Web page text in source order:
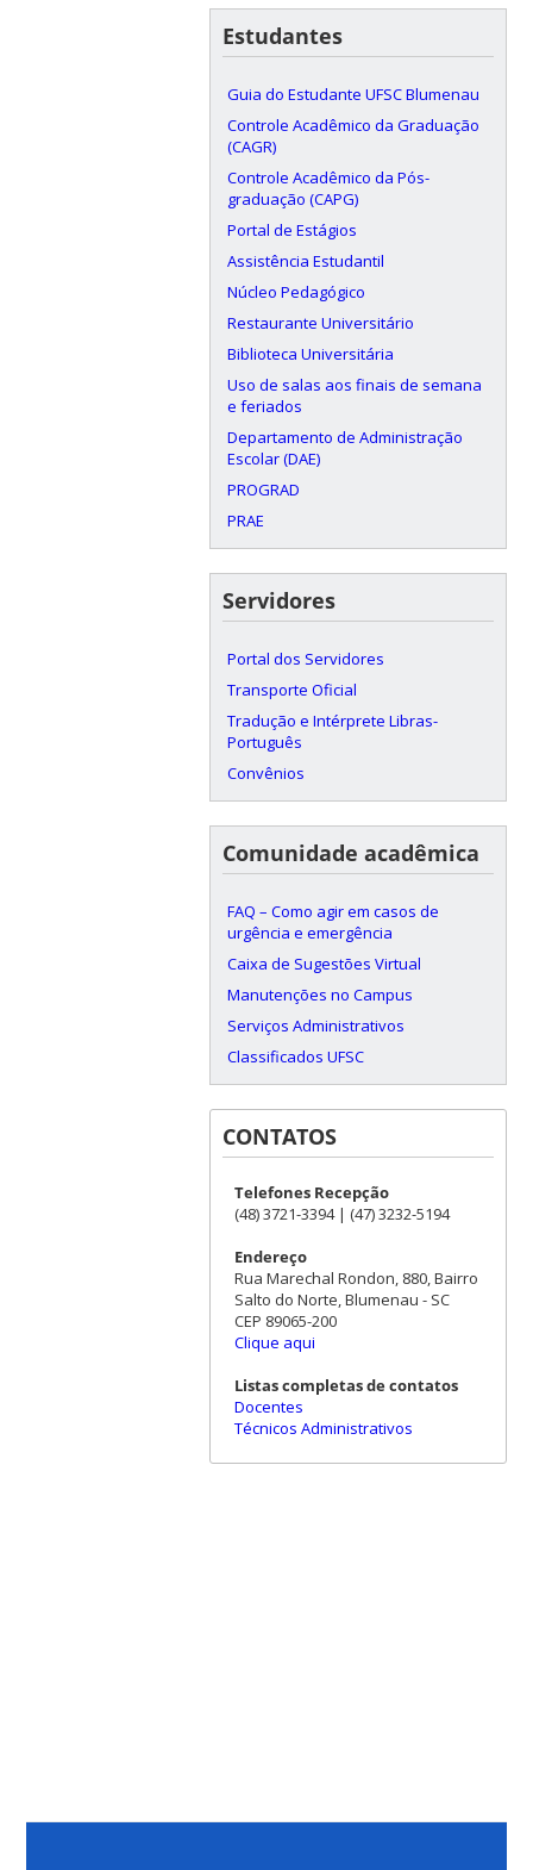
Estudantes
Guia do Estudante UFSC Blumenau
Controle Acadêmico da Graduação
(CAGR)
Controle Acadêmico da Pós-
graduação (CAPG)
Portal de Estágios
Assistência Estudantil
Núcleo Pedagógico
Restaurante Universitário
Biblioteca Universitária
Uso de salas aos finais de semana
e feriados
Departamento de Administração
Escolar (DAE)
PROGRAD
PRAE
Servidores
Portal dos Servidores
Transporte Oficial
Tradução e Intérprete Libras-
Português
Convênios
Comunidade acadêmica
FAQ – Como agir em casos de
urgência e emergência
Caixa de Sugestões Virtual
Manutenções no Campus
Serviços Administrativos
Classificados UFSC
CONTATOS
Telefones Recepção
(48) 3721-3394 | (47) 3232-5194
Endereço
Rua Marechal Rondon, 880, Bairro
Salto do Norte, Blumenau - SC
CEP 89065-200
Clique aqui
Listas completas de contatos
Docentes
Técnicos Administrativos